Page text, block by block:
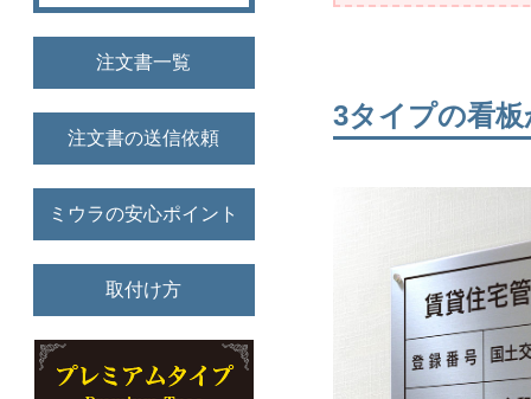
3タイプの看
注文書一覧
注文書の送信依頼
ミウラの安心ポイント
取付け方